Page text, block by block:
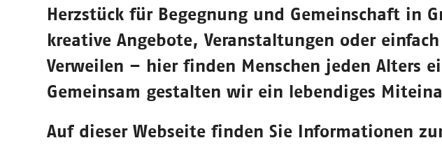
Herzstück für Begegnung und Gemeinschaft in
kreative Angebote, Veranstaltungen oder
Verweilen – hier finden Menschen jeden Alters
Gemeinsam gestalten wir ein lebendiges
Auf dieser Webseite finden Sie Informationen